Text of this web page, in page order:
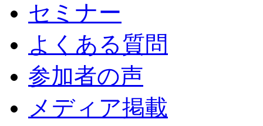
セミナー
よくある質問
参加者の声
メディア掲載